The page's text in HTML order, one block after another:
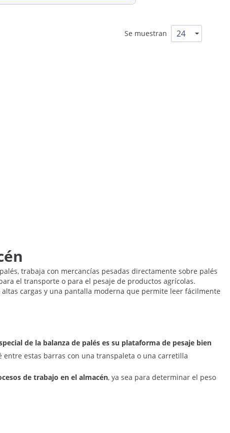
Se muestran
trabaja con mercancías pesadas directamente sobre palés
el transporte o para el pesaje de productos agrícolas.
cargas y una pantalla moderna que permite leer fácilmente
de la balanza de palés es su plataforma de pesaje bien
estas barras con una transpaleta o una carretilla
de trabajo en el almacén, ya sea para determinar el peso